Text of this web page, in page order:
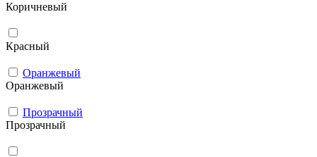
Коричневый
Красный
Оранжевый
Оранжевый
Прозрачный
Прозрачный